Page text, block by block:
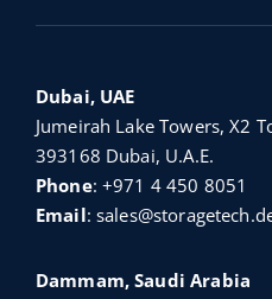
Dubai, UAE
Jumeirah Lake Towers, X2
393168 Dubai, U.A.E.
Phone:+971 4 450 8051
Email:
Dammam, Saudi Arabia